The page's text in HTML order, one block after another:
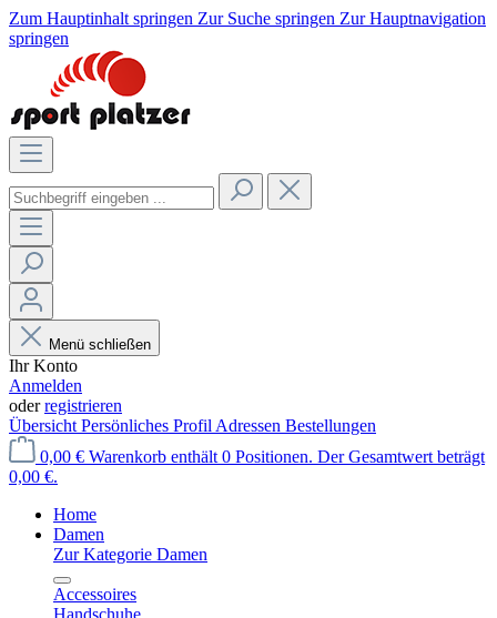
Zum Hauptinhalt springen Zur Suche springen Zur Hauptnavigation
springen
Menü schließen
Ihr Konto
Anmelden
oderregistrieren
Übersicht Persönliches Profil Adressen Bestellungen
0,00 € Warenkorb enthält 0 Positionen. Der Gesamtwert beträgt
0,00 €.
Home
Damen
Zur Kategorie Damen
Accessoires
Handschuhe